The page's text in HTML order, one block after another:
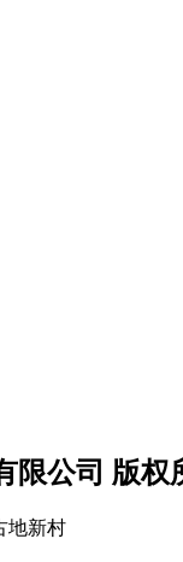
限公司 版权
地新村